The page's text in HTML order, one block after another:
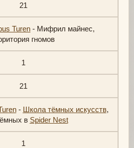
21
Turen - Мифрил майнес,
гномов
1
21
- Школа тёмных искусств,
в Spider Nest
1